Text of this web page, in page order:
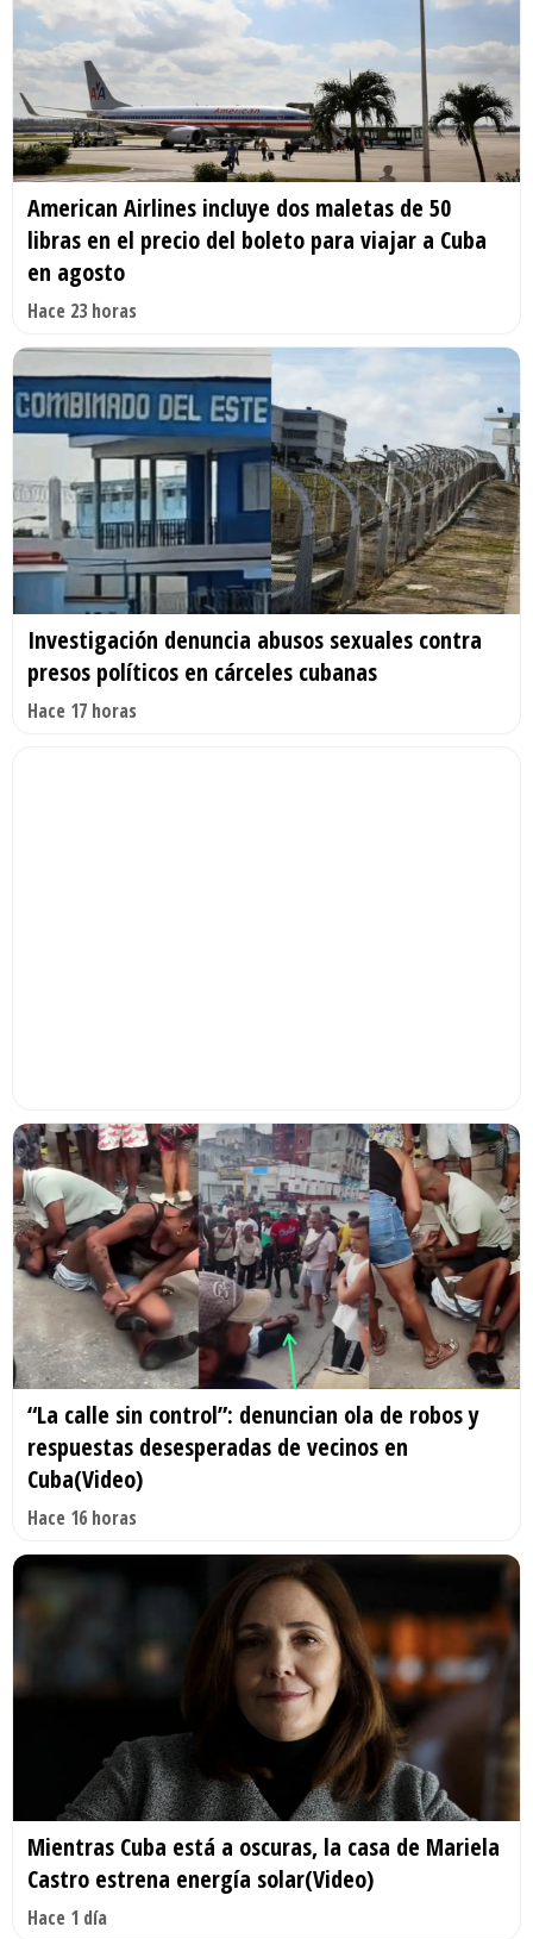
American Airlines incluye dos maletas de 50
libras en el precio del boleto para viajar a Cuba
en agosto
Hace 23 horas
Investigación denuncia abusos sexuales contra
presos políticos en cárceles cubanas
Hace 17 horas
“La calle sin control”: denuncian ola de robos y
respuestas desesperadas de vecinos en
Cuba(Video)
Hace 16 horas
Mientras Cuba está a oscuras, la casa de Mariela
Castro estrena energía solar(Video)
Hace 1 día